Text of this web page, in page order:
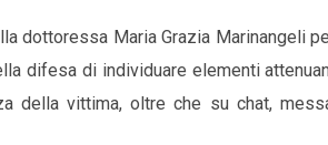
dottoressa Maria Grazia Marinangeli
difesa di individuare elementi
della vittima, oltre che su chat,